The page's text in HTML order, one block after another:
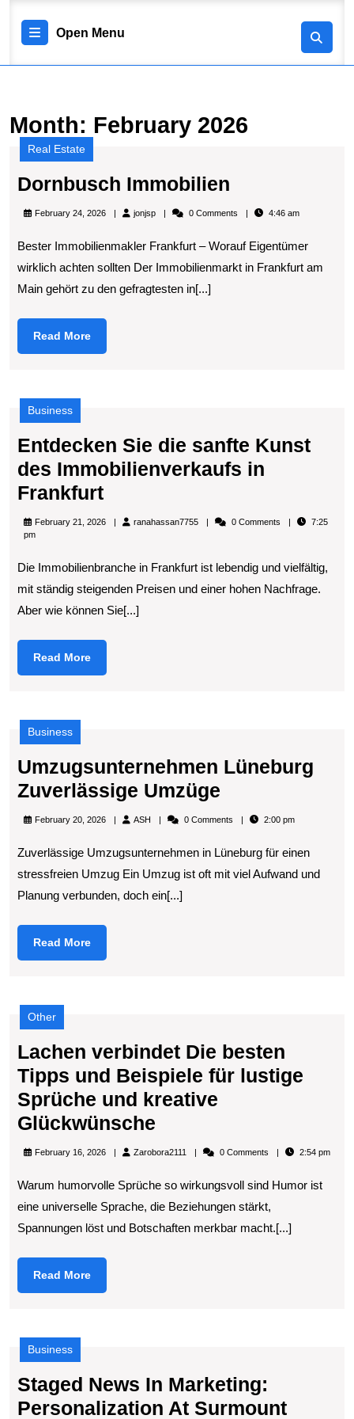
content
Open Menu
Menu
Month: February 2026
Real Estate
Dornbusch Immobilien
Immobilien
February 24, 2026 jonjspjonjsp 0 Comments 4:46 am
Bester Immobilienmakler Frankfurt – Worauf Eigentümer
wirklich achten sollten Der Immobilienmarkt in Frankfurt am
Main gehört zu den gefragtesten in[...]
Read MoreRead
More
Business
Entdecken Sie die sanfte Kunst
des Immobilienverkaufs in
FrankfurtEntdecken
Sie
sanfte
Kunst
des
Immobilienverkaufs
Frankfurt
February 21, 2026 ranahassan7755ranahassan7755
0 Comments
7:25
pm
Die Immobilienbranche in Frankfurt ist lebendig und vielfältig,
mit ständig steigenden Preisen und einer hohen Nachfrage.
Aber wie können Sie[...]
Read MoreRead
More
Business
Umzugsunternehmen Lüneburg
Zuverlässige Umzüge
Lüneburg
Umzüge
February 20, 2026 ASH ASH 0 Comments 2:00 pm
Zuverlässige Umzugsunternehmen in Lüneburg für einen
stressfreien Umzug Ein Umzug ist oft mit viel Aufwand und
Planung verbunden, doch ein[...]
Read MoreRead
More
Other
Lachen verbindet Die besten
Tipps und Beispiele für lustige
Sprüche und kreative
Glückwünsche
verbindet
besten
Tipps
kreative
Glückwünsche
February 16, 2026 Zarobora2111 Zarobora21110 Comments 2:54 pm
Warum humorvolle Sprüche so wirkungsvoll sind Humor ist
eine universelle Sprache, die Beziehungen stärkt,
Spannungen löst und Botschaften merkbar macht.[...]
Read MoreRead
More
Business
Staged News In Marketing:
Personalization At SurmountStaged